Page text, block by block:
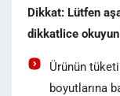
Dikkat: Lütfen
dikkatlice
Ürünün
boyutlarına